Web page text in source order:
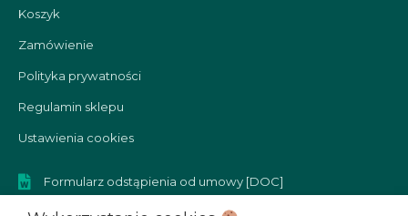
Koszyk
Zamówienie
Polityka prywatności
Regulamin sklepu
Ustawienia cookies
Formularz odstąpienia od umowy [DOC]
Formularz reklamacyjny [DOC]